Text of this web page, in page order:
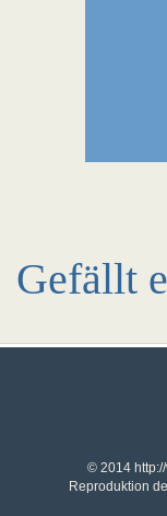
Gefällt
© 2014
Reproduktion